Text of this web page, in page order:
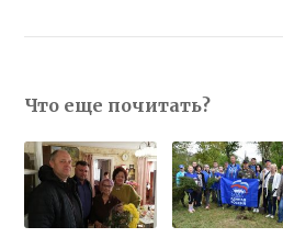
Что еще почитать?